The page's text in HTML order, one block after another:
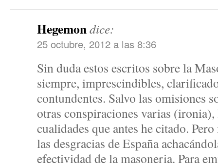
Hegemondice:
25 octubre, 2012 a las 8:36
Sin duda estos escritos sobre la
siempre, imprescindibles,
contundentes. Salvo las omisiones
otras conspiraciones varias
cualidades que antes he citado.
las desgracias de España
efectividad de la masoneria. Para